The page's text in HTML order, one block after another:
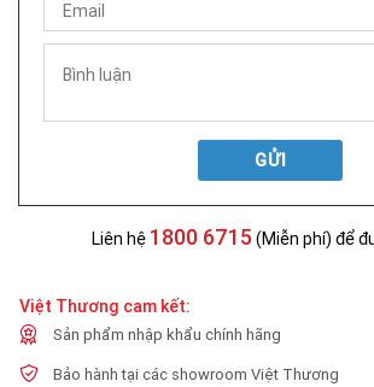
GỬI
Liên hệ 1800 6715 (Miễn phí) để
Việt Thương cam kết:
Sản phẩm nhập khẩu chính hãng
Bảo hành tại các showroom Việt Thương